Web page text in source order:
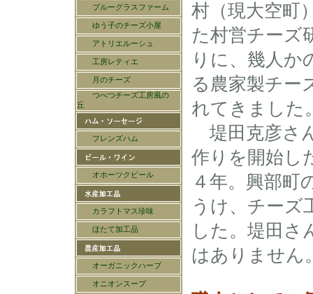
村（現大空町
た村営チーズ
りに、幾人か
る農家製チー
れてきました
堤田克彦さ
作りを開始し
４年。興部町
うけ、チーズ
した。堤田さ
はありません